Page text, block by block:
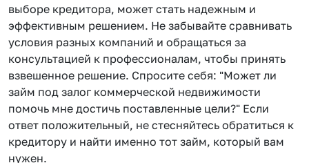
выборе кредитора, может стать надежным и
эффективным решением. Не забывайте сравнивать
условия разных компаний и обращаться за
консультацией к профессионалам, чтобы принять
взвешенное решение. Спросите себя: "Может ли
займ под залог коммерческой недвижимости
помочь мне достичь поставленные цели?" Если
ответ положительный, не стесняйтесь обратиться к
кредитору и найти именно тот займ, который вам
нужен.